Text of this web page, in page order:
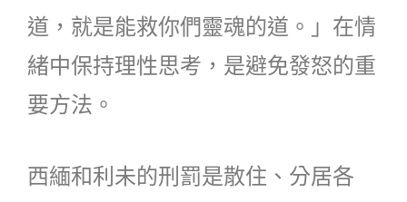
道，就是能救你們靈魂的道。」在情
緒中保持理性思考，是避免發怒的重
要方法。
西緬和利未的刑罰是散住、分居各